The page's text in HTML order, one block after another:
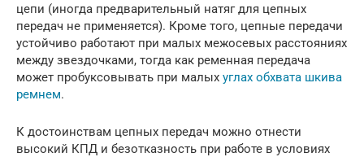
цепи (иногда предварительный натяг для цепных
передач не применяется). Кроме того, цепные передачи
устойчиво работают при малых межосевых расстояниях
между звездочками, тогда как ременная передача
может пробуксовывать при малых углах обхвата шкива
ремнем.
К достоинствам цепных передач можно отнести
высокий КПД и безотказность при работе в условиях